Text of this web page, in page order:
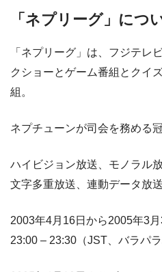
「ネプリーグ」につ
「ネプリーグ」は、フジテレ
クショーとゲーム番組とクイ
組。
ネプチューンが司会を務める冠
ハイビジョン放送、モノラル
文字多重放送、連動データ放
2003年4月16日から2005年3
23:00 – 23:30（JST、バラパ